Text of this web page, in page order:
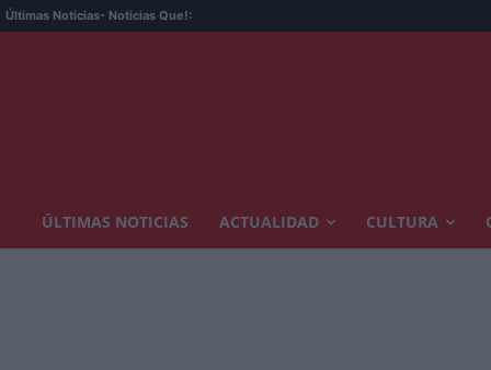
Últimas Noticias- Noticias Que!:
ÚLTIMAS NOTICIAS ACTUALIDAD CULTURA